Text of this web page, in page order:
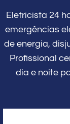
Eletricista 24
emergências
de energia,
Profissional
dia e noite